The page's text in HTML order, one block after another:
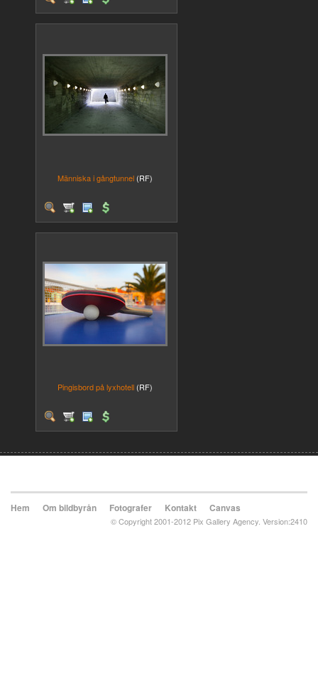
Människa i gångtunnel (RF)
Pingisbord på lyxhotell (RF)
Hem Om bildbyrån Fotografer Kontakt Canvas
© Copyright 2001-2012 Pix Gallery Agency. Version:2410